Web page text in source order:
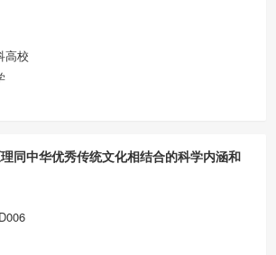
高校
同中华优秀传统文化相结合的科学内涵和